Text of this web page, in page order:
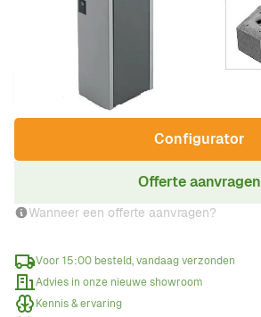
Configurator
Offerte aanvragen
Wanneer een offerte aanvragen?
Voor 15:00 besteld, vandaag verzonden
Advies in onze nieuwe showroom
Kennis & ervaring